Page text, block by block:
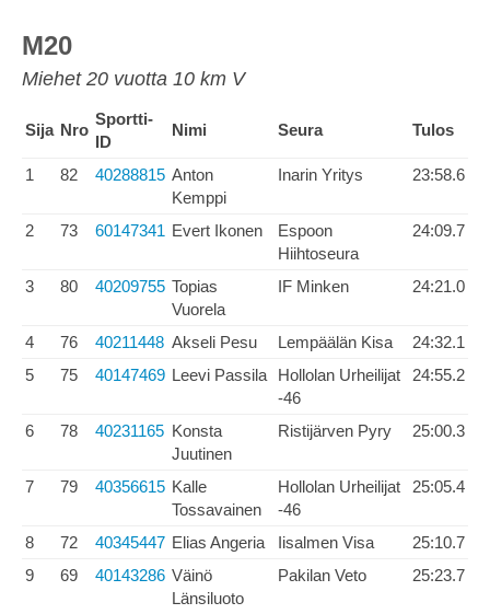
M20
Miehet 20 vuotta 10 km V
Sija Nro
Sportti-
ID
Nimi Seura Tulos
1 82 40288815 Anton
Kemppi
Inarin Yritys 23:58.6
2 73 60147341 Evert Ikonen
Espoon
Hiihtoseura
24:09.7
3 80 40209755 Topias
Vuorela
IF Minken 24:21.0
4 76 40211448 Akseli Pesu Lempäälän Kisa
24:32.1
5
75 40147469 Leevi Passila
Hollolan Urheilijat
-46
24:55.2
6 78 40231165 Konsta
Juutinen
Ristijärven Pyry 25:00.3
7 79 40356615 Kalle
Tossavainen
Hollolan Urheilijat
-46
25:05.4
8 72 40345447 Elias Angeria Iisalmen Visa
25:10.7
9
69 40143286 Väinö
Länsiluoto
Pakilan Veto 25:23.7